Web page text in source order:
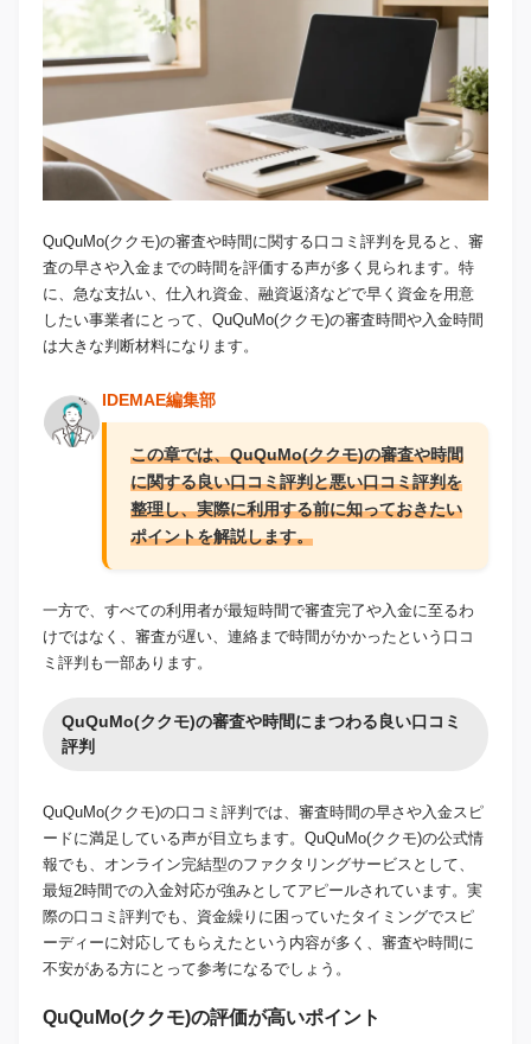
QuQuMo(ククモ)の審査や時間に関する口コミ評判を見ると、審
査の早さや入金までの時間を評価する声が多く見られます。特
に、急な支払い、仕入れ資金、融資返済などで早く資金を用意
したい事業者にとって、QuQuMo(ククモ)の審査時間や入金時間
は大きな判断材料になります。
IDEMAE編集部
この章では、QuQuMo(ククモ)の審査や時間
に関する良い口コミ評判と悪い口コミ評判を
整理し、実際に利用する前に知っておきたい
ポイントを解説します。
一方で、すべての利用者が最短時間で審査完了や入金に至るわ
けではなく、審査が遅い、連絡まで時間がかかったという口コ
ミ評判も一部あります。
QuQuMo(ククモ)の審査や時間にまつわる良い口コミ
評判
QuQuMo(ククモ)の口コミ評判では、審査時間の早さや入金スピ
ードに満足している声が目立ちます。QuQuMo(ククモ)の公式情
報でも、オンライン完結型のファクタリングサービスとして、
最短2時間での入金対応が強みとしてアピールされています。実
際の口コミ評判でも、資金繰りに困っていたタイミングでスピ
ーディーに対応してもらえたという内容が多く、審査や時間に
不安がある方にとって参考になるでしょう。
QuQuMo(ククモ)の評価が高いポイント